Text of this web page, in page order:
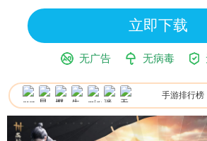
立即下载
无广告 无病毒
手游排行榜